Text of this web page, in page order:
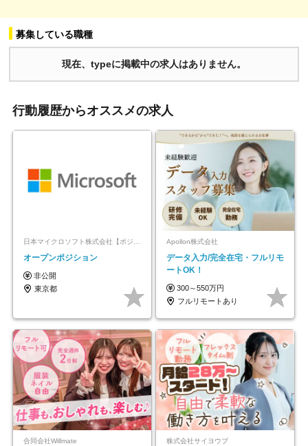
募集している職種
現在、typeに掲載中の求人はありません。
行動履歴からオススメの求人
オープンポジション
非公開
東京都
Apollon株式会社
データ入力/完全在宅・フルリモ
ートOK！
300～550万円
フルリモートあり
合同会社Willmate 株式会社サイヨウブ